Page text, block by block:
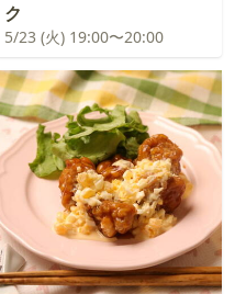
ク
5/23 (火) 19:00〜20:00